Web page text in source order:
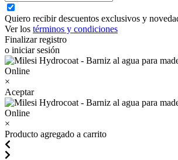
Quiero recibir descuentos exclusivos y
Ver los términos y condiciones
Finalizar registro
o iniciar sesión
×
Aceptar
×
Producto agregado a carrito